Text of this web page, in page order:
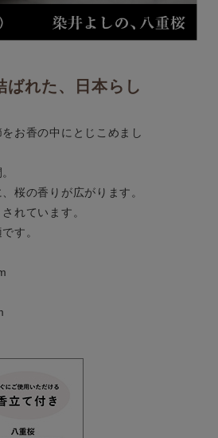
ばれた、日本らし
お香の中にとじこめまし
桜の香りが広がります。
れています。
す。